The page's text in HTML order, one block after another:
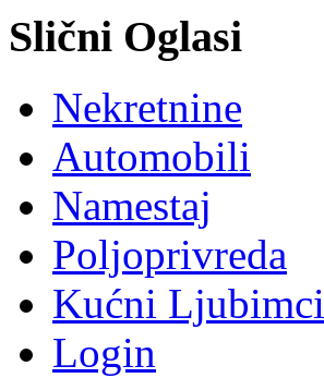
Slični Oglasi
Nekretnine
Automobili
Namestaj
Poljoprivreda
Kućni Ljubimci
Login